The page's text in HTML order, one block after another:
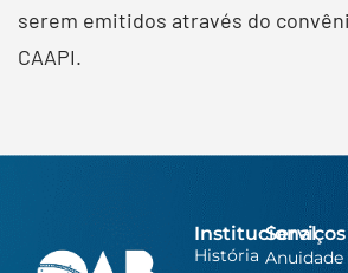
serem emitidos através do
CAAPI.
Institucional
História
Serviços
Anuidade